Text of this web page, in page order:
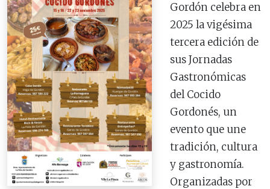
Gordón celebra en
2025 la vigésima
tercera edición de
sus Jornadas
Gastronómicas
del Cocido
Gordonés, un
evento que une
tradición, cultura
y gastronomía.
Organizadas por